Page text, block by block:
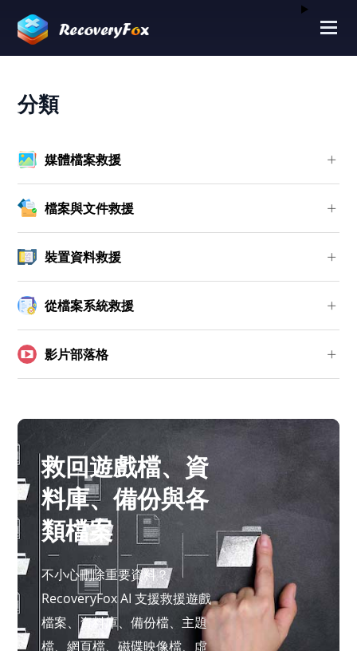
分類
媒體檔案救援
檔案與文件救援
裝置資料救援
從檔案系統救援
影片部落格
救回遊戲檔、資
料庫、備份與各
類檔案
不小心刪除重要資料？
RecoveryFox AI 支援救援遊戲
檔案、資料庫、備份檔、主題
檔、網頁檔、磁碟映像檔、虛